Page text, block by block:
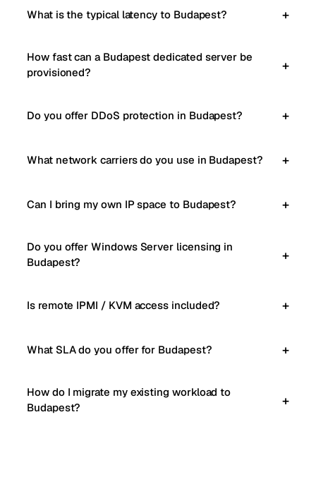
What is the typical latency to Budapest?
How fast can a Budapest dedicated server be
provisioned?
Do you offer DDoS protection in Budapest?
What network carriers do you use in Budapest?
Can I bring my own IP space to Budapest?
Do you offer Windows Server licensing in
Budapest?
Is remote IPMI / KVM access included?
What SLA do you offer for Budapest?
How do I migrate my existing workload to
Budapest?